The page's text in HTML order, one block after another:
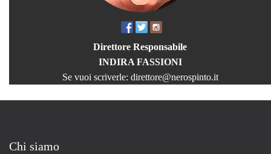
Direttore Responsabile
INDIRA FASSIONI
Se vuoi scriverle: direttore@nerospinto.it
Chi siamo